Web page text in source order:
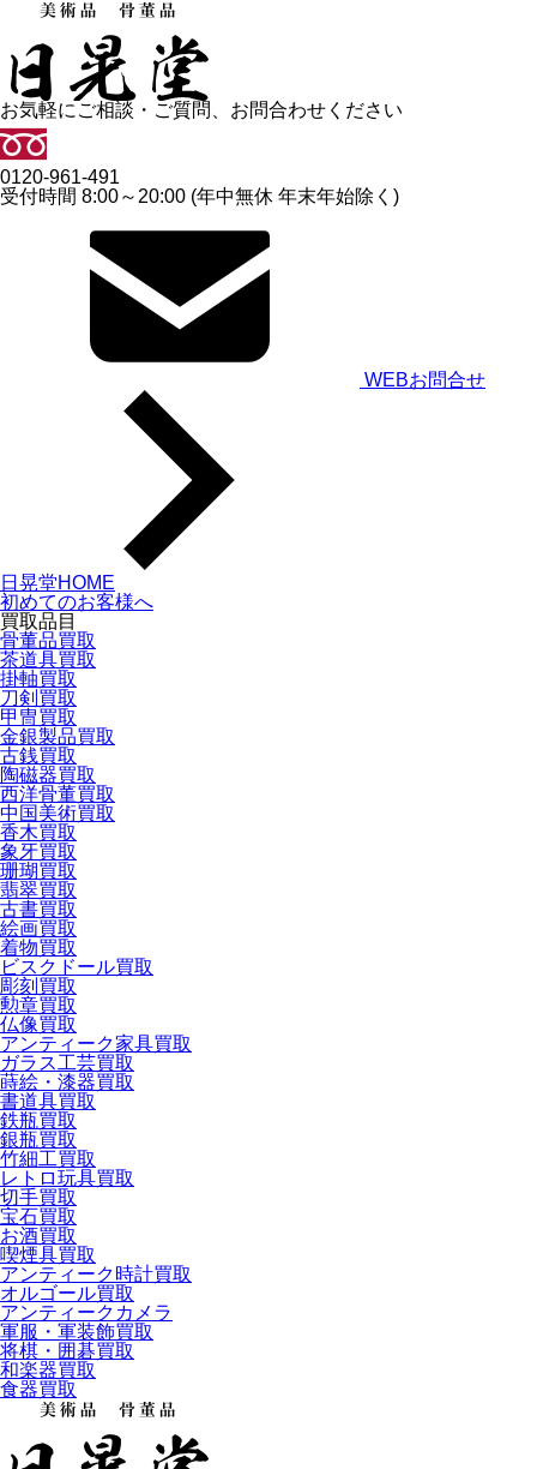
お気軽にご相談・ご質問、お問合わせください
0120-961-491
受付時間 8:00～20:00 (年中無休 年末年始除く)
WEBお問合せ
日晃堂HOME
初めてのお客様へ
買取品目
骨董品買取
茶道具買取
掛軸買取
刀剣買取
甲冑買取
金銀製品買取
古銭買取
陶磁器買取
西洋骨董買取
中国美術買取
香木買取
象牙買取
珊瑚買取
翡翠買取
古書買取
絵画買取
着物買取
ビスクドール買取
彫刻買取
勲章買取
仏像買取
アンティーク家具買取
ガラス工芸買取
蒔絵・漆器買取
書道具買取
鉄瓶買取
銀瓶買取
竹細工買取
レトロ玩具買取
切手買取
宝石買取
お酒買取
喫煙具買取
アンティーク時計買取
オルゴール買取
アンティークカメラ
軍服・軍装飾買取
将棋・囲碁買取
和楽器買取
食器買取